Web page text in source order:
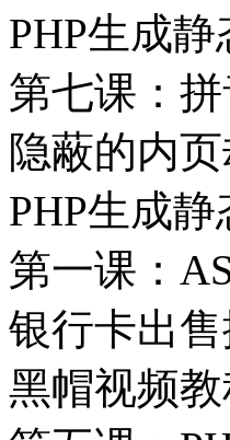
PHP生成
第七课：
隐蔽的内
PHP生成
第一课：
银行卡出
黑帽视频